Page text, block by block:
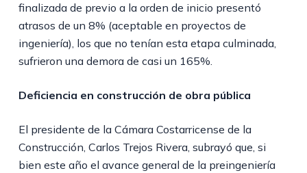
finalizada de previo a la orden de inicio presentó
atrasos de un 8% (aceptable en proyectos de
ingeniería), los que no tenían esta etapa culminada,
sufrieron una demora de casi un 165%.
Deficiencia en construcción de obra pública
El presidente de la Cámara Costarricense de la
Construcción, Carlos Trejos Rivera, subrayó que, si
bien este año el avance general de la preingeniería